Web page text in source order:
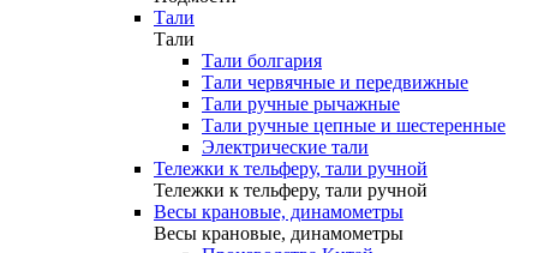
Тали
Тали
Тали болгария
Тали червячные и передвижные
Тали ручные рычажные
Тали ручные цепные и шестеренные
Электрические тали
Тележки к тельферу, тали ручной
Тележки к тельферу, тали ручной
Весы крановые, динамометры
Весы крановые, динамометры